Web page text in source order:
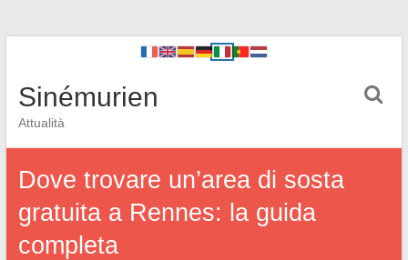
Sinémurien
Attualità
Dove trovare un’area di sosta
gratuita a Rennes: la guida
completa